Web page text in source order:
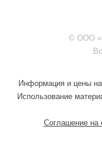
© ООО
Информация и цены
Использование
Соглашение на